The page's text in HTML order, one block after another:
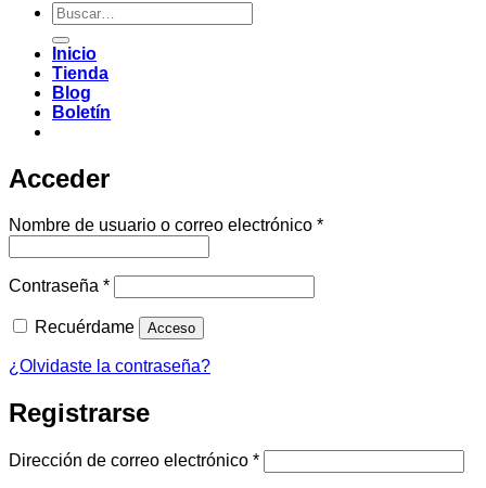
Buscar
por:
Inicio
Tienda
Blog
Boletín
Acceder
Nombre de usuario o correo electrónico *Obligatorio
Contraseña *Obligatorio
Recuérdame Acceso
¿Olvidaste la contraseña?
Registrarse
Dirección de correo electrónico *Obligatorio